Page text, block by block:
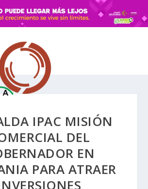
IPAC MISIÓN
DEL
EN
PARA ATRAER